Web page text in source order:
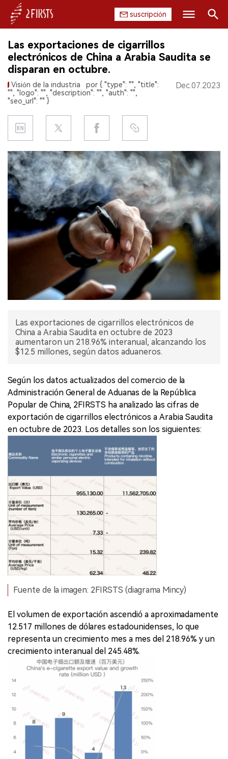
suscripción
INICIO
EMPRESA
PRODUCTO
REGULACIÓN
CHINA
DATOS
EXPOSICIÓN
ENTREVISTA
Las exportaciones de cigarrillos
electrónicos de China a Arabia Saudita se
disparan en octubre.
Visión de la industria
por { "type": "", "title":
"", "logo": "", "description": "", "auth": "",
"seo_url": "" }
Dec.07.2023
Las exportaciones de cigarrillos electrónicos de
China a Arabia Saudita en octubre de 2023
aumentaron un 218.96% interanual, alcanzando los
$12.5 millones, según datos aduaneros.
Según los datos actualizados del comercio de la
Administración General de Aduanas de la República
Popular de China, 2FIRSTS ha analizado las cifras de
exportación de cigarrillos electrónicos a Arabia Saudita
en octubre de 2023. Los detalles son los siguientes:
Fuente de la imagen: 2FIRSTS (diagrama Mincy)
El volumen de exportación ascendió a aproximadamente
12.517 millones de dólares estadounidenses, lo que
representa un crecimiento mes a mes del 218.96% y un
crecimiento interanual del 245.48%.